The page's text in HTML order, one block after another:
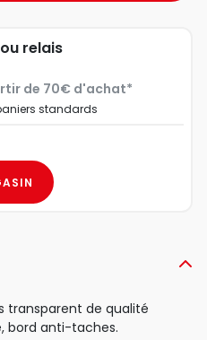
relais
de 70€ d'achat*
standards
transparent de qualité
bord anti-taches.